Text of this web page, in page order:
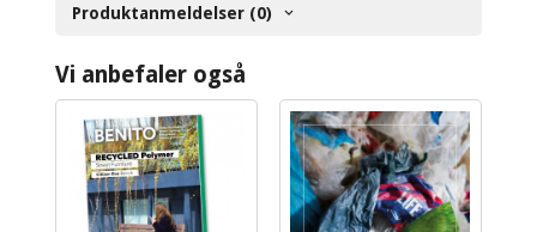
Produktanmeldelser (0)
Vi anbefaler også